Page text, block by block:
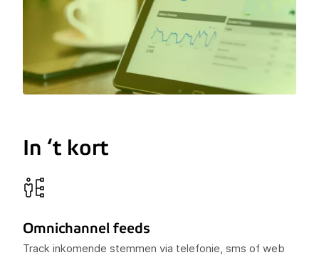
In ‘t kort
Omnichannel feeds
Track inkomende stemmen via telefonie, sms of web